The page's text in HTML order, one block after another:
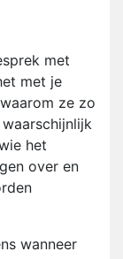
met
met je
ze zo
het
over en
wanneer